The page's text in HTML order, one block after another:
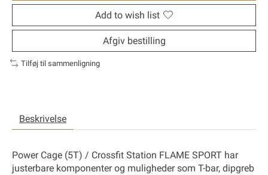
Add to wish list
Afgiv bestilling
Tilføj til sammenligning
Beskrivelse
Power Cage (5T) / Crossfit Station FLAME SPORT har
justerbare komponenter og muligheder som T-bar, dipgreb